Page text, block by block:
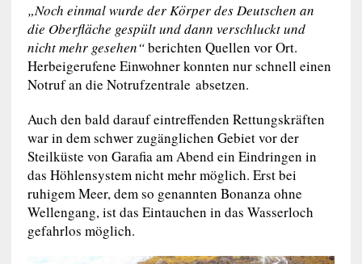
„Noch einmal wurde der Körper des Deutschen an
die Oberfläche gespült und dann verschluckt und
nicht mehr gesehen“berichten Quellen vor Ort.
Herbeigerufene Einwohner konnten nur schnell einen
Notruf an die Notrufzentrale absetzen.
Auch den bald darauf eintreffenden Rettungskräften
war in dem schwer zugänglichen Gebiet vor der
Steilküste von Garafia am Abend ein Eindringen in
das Höhlensystem nicht mehr möglich. Erst bei
ruhigem Meer, dem so genannten Bonanza ohne
Wellengang, ist das Eintauchen in das Wasserloch
gefahrlos möglich.